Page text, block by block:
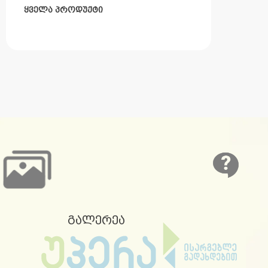
ყველა პროდუქტი
გალერეა